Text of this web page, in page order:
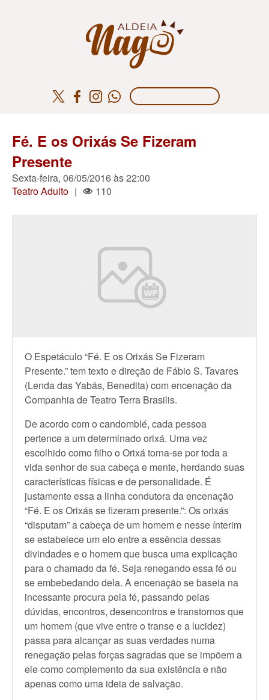
Fé. E os Orixás Se Fizeram
Presente
Sexta-feira, 06/05/2016 às 22:00
Teatro Adulto | 110
O Espetáculo “Fé. E os Orixás Se Fizeram
Presente.” tem texto e direção de Fábio S. Tavares
(Lenda das Yabás, Benedita) com encenação da
Companhia de Teatro Terra Brasilis.
De acordo com o candomblé, cada pessoa
pertence a um determinado orixá. Uma vez
escolhido como filho o Orixá torna-se por toda a
vida senhor de sua cabeça e mente, herdando suas
características físicas e de personalidade. É
justamente essa a linha condutora da encenação
“Fé. E os Orixás se fizeram presente.”: Os orixás
“disputam” a cabeça de um homem e nesse ínterim
se estabelece um elo entre a essência dessas
divindades e o homem que busca uma explicação
para o chamado da fé. Seja renegando essa fé ou
se embebedando dela. A encenação se baseia na
incessante procura pela fé, passando pelas
dúvidas, encontros, desencontros e transtornos que
um homem (que vive entre o transe e a lucidez)
passa para alcançar as suas verdades numa
renegação pelas forças sagradas que se impõem a
ele como complemento da sua existência e não
apenas como uma ideia de salvação.